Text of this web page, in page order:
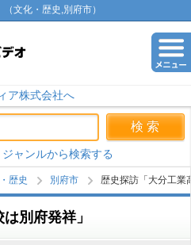
文化・歴史,別府市）
ア株式会社へ
ャンルから検索する
歴史 別府市 歴史探訪「大分工業
別府発祥」